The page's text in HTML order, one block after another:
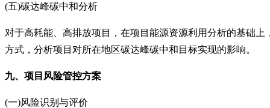
(五)碳达峰碳中和分析
对于高耗能、高排放项目，在项目能源资源利用分析的基础
方式，分析项目对所在地区碳达峰碳中和目标实现的影响。
九、项目风险管控方案
(一)风险识别与评价